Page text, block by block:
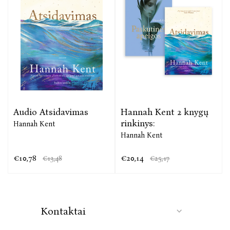
Audio Atsidavimas
Hannah Kent
€10,78 €13,48
Hannah Kent 2 knygų
rinkinys:
Hannah Kent
€20,14 €25,17
Kontaktai